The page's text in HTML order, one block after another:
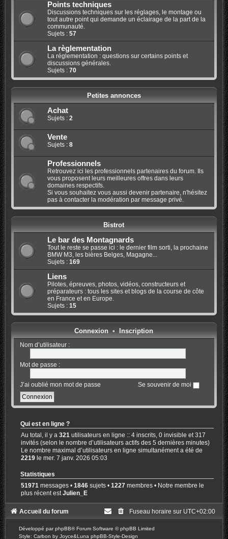
Points techniques
Discussions techniques sur les réglages, le montage ou
tout autre point qui demande un éclairage de la part de la
communauté.
Sujets : 57
La règlementation
La réglementation : questions sur certains points et
discussions générales.
Sujets : 70
Petites annonces
Achat
Sujets : 2
Vente
Sujets : 8
Professionnels
Retrouvez ici les professionnels partenaires du forum. Ils
vous proposent leurs meilleures offres dans leurs
domaines respectifs.
Si vous souhaitez vous aussi devenir partenaire, n'hésitez
pas à contacter la modération par message privé.
Bistrot
Le bar des Montagnards
Tout le reste se passe ici : le dernier film sorti, la prochaine
BMW M3, les bières Belges, Magagne...
Sujets : 169
Liens
Pilotes, épreuves, photos, vidéos, constructeurs et
préparateurs : tous les sites et blogs de la course de côte
en France et en Europe.
Sujets : 15
Connexion • Inscription
Nom d’utilisateur :
Mot de passe :
J’ai oublié mon mot de passe Se souvenir de moi
Qui est en ligne ?
Au total, il y a321 utilisateurs en ligne :: 4 inscrits, 0 invisible et 317
invités (selon le nombre d’utilisateurs actifs des 5 dernières minutes)
Le nombre maximal d’utilisateurs en ligne simultanément a été de
2219 le mer. 7 janv. 2026 05:03
Statistiques
51971 messages •1846 sujets •1227 membres • Notre membre le
plus récent estJulien_E
Accueil du forum Fuseau horaire sur UTC+02:00
Développé parphpBB® Forum Software © phpBB Limited
Style: Carbon by Joyce&Luna phpBB-Style-Design